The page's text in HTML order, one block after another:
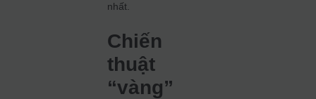
nhất.
Chiến
thuật
“vàng”